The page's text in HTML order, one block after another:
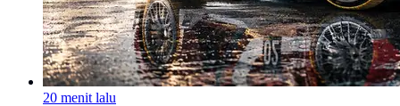
20 menit lalu